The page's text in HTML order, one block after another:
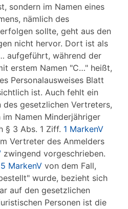
sondern im Namen eines
nämlich des
sollte, geht aus den
nicht hervor. Dort ist als
aufgeführt, während der
erstem Namen "C…" heißt,
Personalausweises Blatt
ist. Auch fehlt ein
des gesetzlichen Vertreters,
Namen Minderjähriger
§ 3 Abs. 1 Ziff. 1 MarkenV
Vertreter des Anmelders
zwingend vorgeschrieben.
MarkenV von dem Fall,
wurde, bezieht sich
auf den gesetzlichen
Personen ist die